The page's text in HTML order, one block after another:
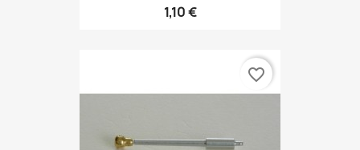
1,10 €
favorite_border